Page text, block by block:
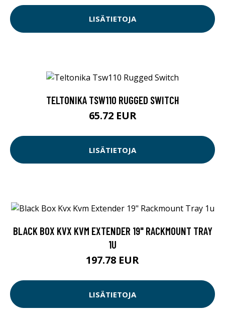
LISÄTIETOJA
TELTONIKA TSW110 RUGGED SWITCH
65.72 EUR
LISÄTIETOJA
BLACK BOX KVX KVM EXTENDER 19" RACKMOUNT TRAY
1U
197.78 EUR
LISÄTIETOJA